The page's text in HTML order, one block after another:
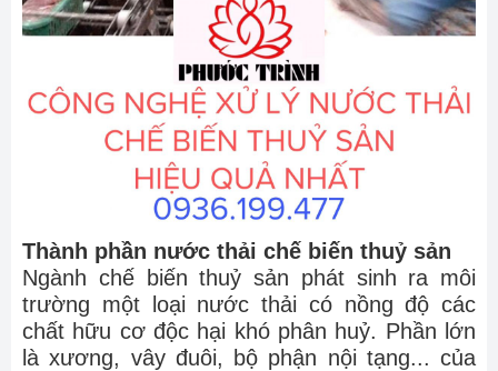
Thành phần nước thải chế biến thuỷ sản
Ngành chế biến thuỷ sản phát sinh ra môi
trường một loại nước thải có nồng độ các
chất hữu cơ độc hại khó phân huỷ. Phần lớn
là xương, vây đuôi, bộ phận nội tạng... của